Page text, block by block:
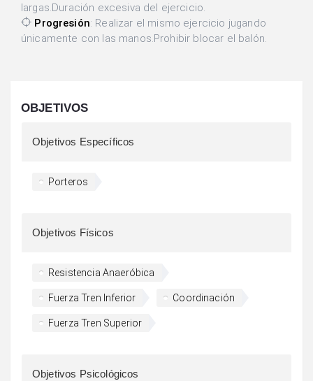
largas.Duración excesiva del ejercicio.
Progresión: Realizar el mismo ejercicio jugando
únicamente con las manos.Prohibir blocar el balón.
OBJETIVOS
Objetivos Específicos
Porteros
Objetivos Físicos
Resistencia Anaeróbica
Fuerza Tren Inferior Coordinación
Fuerza Tren Superior
Objetivos Psicológicos